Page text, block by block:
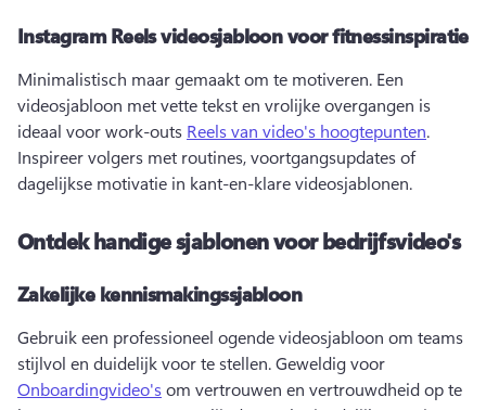
Instagram Reels videosjabloon voor fitnessinspiratie
Minimalistisch maar gemaakt om te motiveren. Een
videosjabloon met vette tekst en vrolijke overgangen is
ideaal voor work-outs Reels van video's hoogtepunten
Inspireer volgers met routines, voortgangsupdates of
dagelijkse motivatie in kant-en-klare videosjablonen.
Ontdek handige sjablonen voor bedrijfsvideo's
Zakelijke kennismakingssjabloon
Gebruik een professioneel ogende videosjabloon om teams
stijlvol en duidelijk voor te stellen. Geweldig voor
Onboardingvideo's om vertrouwen en vertrouwdheid op te